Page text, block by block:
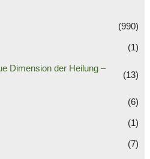
(990)
(1)
Dimension der Heilung –
(13)
(6)
(1)
(7)